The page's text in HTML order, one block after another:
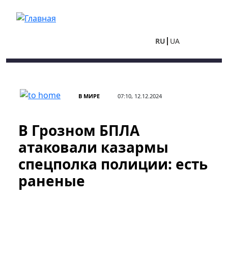
RU UA
В МИРЕ 07:10, 12.12.2024
В Грозном БПЛА
атаковали казармы
спецполка полиции: есть
раненые